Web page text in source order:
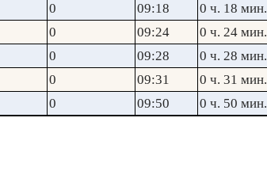
0 09:18
0 ч. 18 мин.
0 09:24
0 ч. 24 мин.
0 09:28
0 ч. 28 мин.
0 09:31
0 ч. 31 мин.
0 09:50 0 ч. 50 мин.